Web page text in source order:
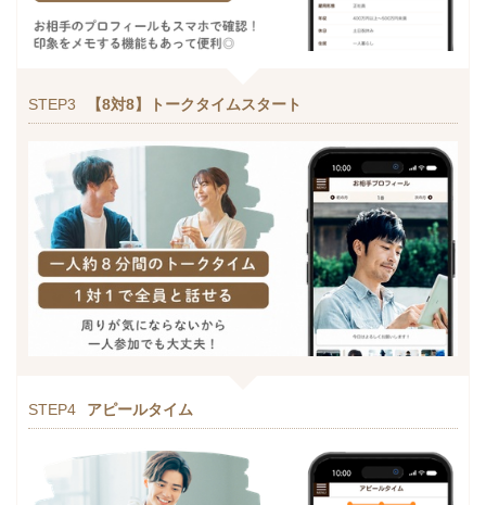
STEP3 【8対8】トークタイムスタート
STEP4 アピールタイム